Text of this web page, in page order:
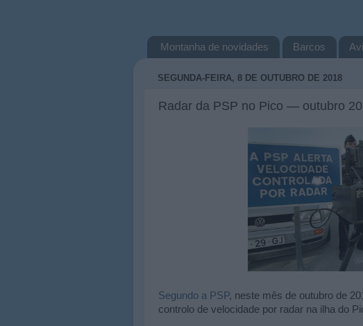
Montanha de novidades Barcos
SEGUNDA-FEIRA, 8 DE OUTUBRO DE 2018
Radar da PSP no Pico — outubro
Segundo a PSP, neste mês de outubro de
controlo de velocidade por radar na ilha do